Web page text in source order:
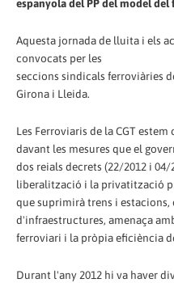
espanyola del PP del model
Aquesta jornada de lluita i els
convocats per les
seccions sindicals ferroviàries
Girona i Lleida.
Les Ferroviaris de la CGT
davant les mesures que el
dos reials decrets (22/2012 i
liberalització i la privatització
que suprimirà trens i
d'infraestructures, amenaça
ferroviari i la pròpia eficiència
Durant l'any 2012 hi va haver